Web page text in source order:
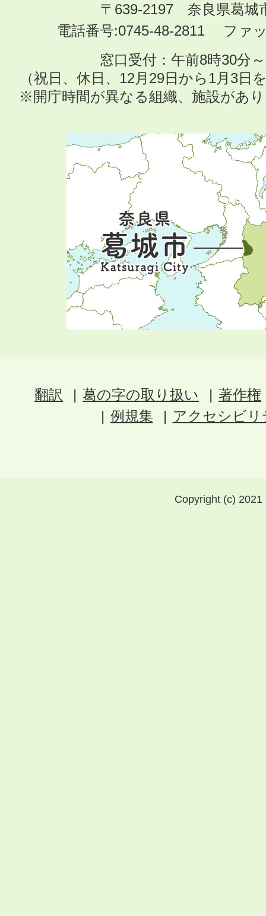
〒639-2197 奈良県葛城
電話番号:0745-48-2811 ファ
窓口受付：午前8時30分
（祝日、休日、12月29日から1月3日
※開庁時間が異なる組織、施設があ
翻訳 葛の字の取り扱い
著作権
例規集
アクセシビ
Copyright (c)